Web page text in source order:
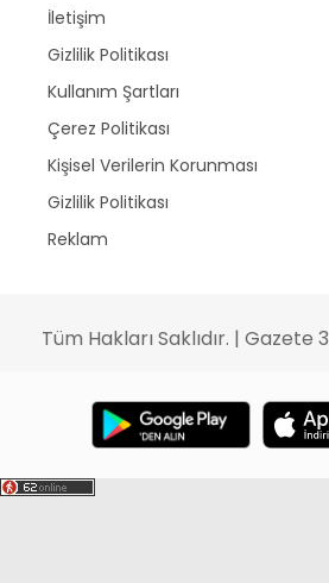
İletişim
Gizlilik Politikası
Kullanım Şartları
Çerez Politikası
Kişisel Verilerin Korunması
Gizlilik Politikası
Reklam
Tüm Hakları Saklıdır. | Gazete 3